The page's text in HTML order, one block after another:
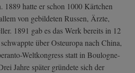
1889 hatte er schon 1000 Kärtchen
von gebildeten Russen, Ärzte,
1891 gab es das Werk bereits in 12
über Osteuropa nach China,
Weltkongress statt in Boulogne-
Jahre später gründete sich der